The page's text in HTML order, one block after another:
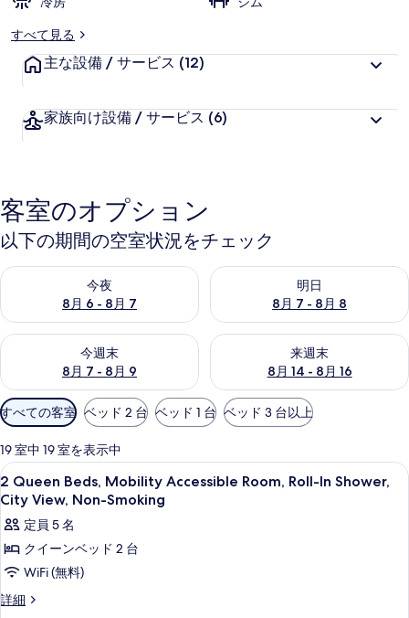
写
ー
すべて見る
主な設備 / サービス (12)
家族向け設備 / サービス (6)
客室のオプション
以下の期間の空室状況をチェック
今夜
8月 6 - 8月 7
今夜 8月 6 - 8月 7 の空室状況をチェック
明日
8月 7 - 8月 8
明日 8月 7 - 8月 8 の空室状況
今週末
8月 7 - 8月 9
今週末 8月 7 - 8月 9 の空室状況をチェック
来週末
8月 14 - 8月 16
来週末 8月 14 - 8月 16 の空室
利
用
可
能
な
客
室
の
絞
込
すべての客室 ベッド 2 台 ベッド 1 台 ベッド 3 台以上
19 室中 19 室を表示中
2
Queen
Beds,
Mobility
Accessible
Room,
Roll-
羽毛の掛け布団、ピロートップベッ
3
2 Queen Beds, Mobility Accessible Room, Roll-In Shower,
City View, Non-Smoking
定員 5 名
クイーンベッド 2 台
WiFi (無料)
詳細
2